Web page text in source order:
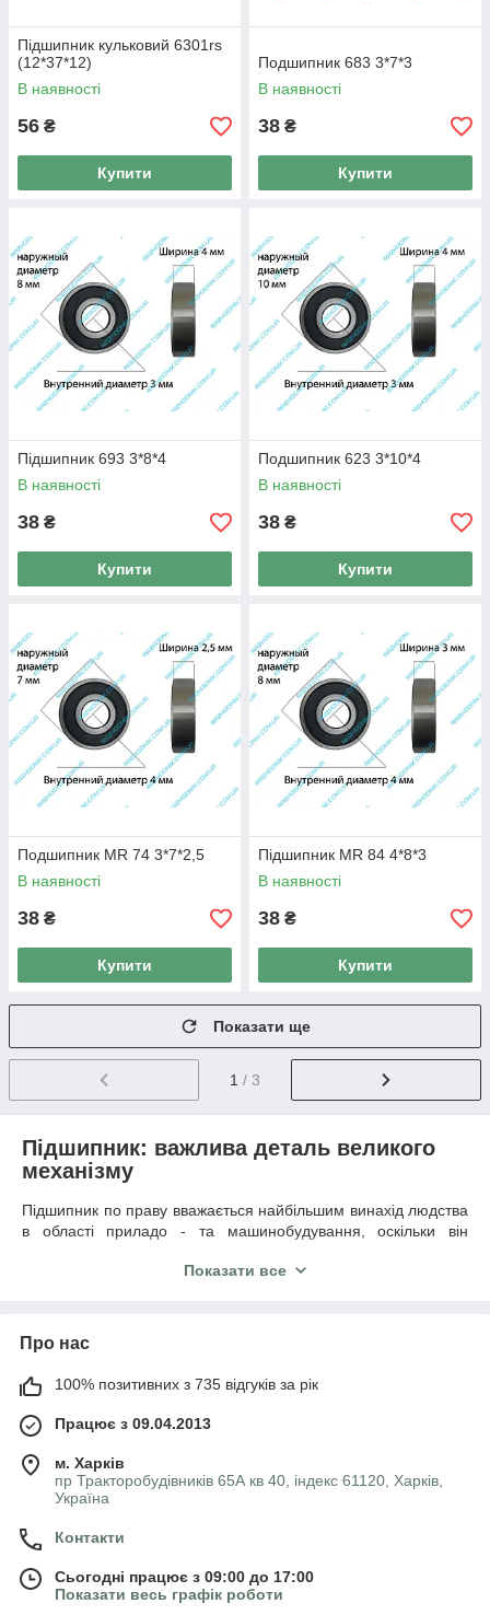
Підшипник кульковий 6301rs
(12*37*12)
В наявності
56 ₴
Купити
Подшипник 683 3*7*3
В наявності
38 ₴
Купити
Підшипник 693 3*8*4
В наявності
38 ₴
Купити
Подшипник 623 3*10*4
В наявності
38 ₴
Купити
Подшипник MR 74 3*7*2,5
В наявності
38 ₴
Купити
Підшипник MR 84 4*8*3
В наявності
38 ₴
Купити
Показати ще
1 / 3
Підшипник: важлива деталь великого
механізму
Підшипник по праву вважається найбільшим винахід людства
в області приладо - та машинобудування, оскільки він
моментах силою тертя. Захований в надрах складних
підтримує вал, вісь або яку-небудь іншу конструкцію з
необхідною для нормального функціонування жорсткістю.
Сфера застосування підшипників настільки велика, що
простіше перерахувати галузі, де в них немає необхідності.
Залежно від приладів і машин використовуються кулькові,
роликові циліндрові і конічні, голчасті та інші види
підшипників.
В електроінструментах застосовуються переважно кулькові
конструкції, які є найпоширенішими. При їх виготовленні
використовуються кульки, укладені в штамповані або
синтетичні сепаратори, розміщені на бігових доріжках,
позначених на поверхнях зовнішніх обойм. За рахунок
точкового контакту кульок і бігової доріжки, а також наявності
Показати все
Про нас
100% позитивних з 735 відгуків за рік
Працює з 09.04.2013
м. Харків
пр Тракторобудівників 65А кв 40, індекс 61120, Харків,
Україна
Контакти
Сьогодні працює з 09:00 до 17:00
Показати весь графік роботи